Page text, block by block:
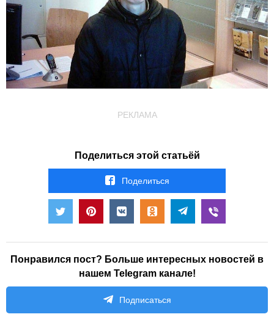
РЕКЛАМА
Поделиться этой статьёй
Поделиться
Понравился пост? Больше интересных новостей в
нашем Telegram канале!
Подписаться